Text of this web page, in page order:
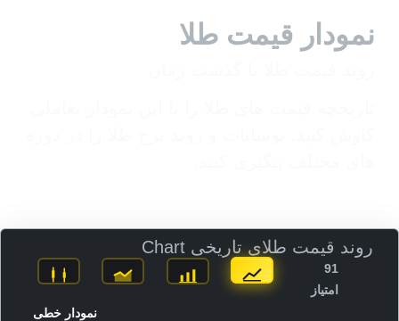
نمودار قیمت طلا
روند قیمت طلای تاریخی Chart
91
امتیاز
نمودار خطی